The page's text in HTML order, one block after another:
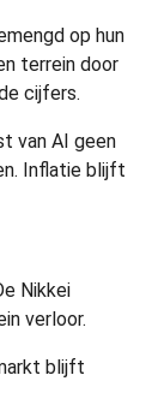
op hun
terrein door
cijfers.
van AI geen
Inflatie blijft
Nikkei
verloor.
blijft